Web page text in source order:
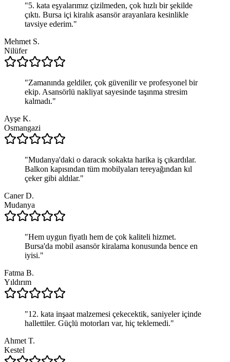
"5. kata eşyalarımız çizilmeden, çok hızlı bir şekilde
çıktı. Bursa içi kiralık asansör arayanlara kesinlikle
tavsiye ederim."
Mehmet S.
Nilüfer
"Zamanında geldiler, çok güvenilir ve profesyonel bir
ekip. Asansörlü nakliyat sayesinde taşınma stresim
kalmadı."
Ayşe K.
Osmangazi
"Mudanya'daki o daracık sokakta harika iş çıkardılar.
Balkon kapısından tüm mobilyaları tereyağından kıl
çeker gibi aldılar."
Caner D.
Mudanya
"Hem uygun fiyatlı hem de çok kaliteli hizmet.
Bursa'da mobil asansör kiralama konusunda bence en
iyisi."
Fatma B.
Yıldırım
"12. kata inşaat malzemesi çekecektik, saniyeler içinde
hallettiler. Güçlü motorları var, hiç teklemedi."
Ahmet T.
Kestel